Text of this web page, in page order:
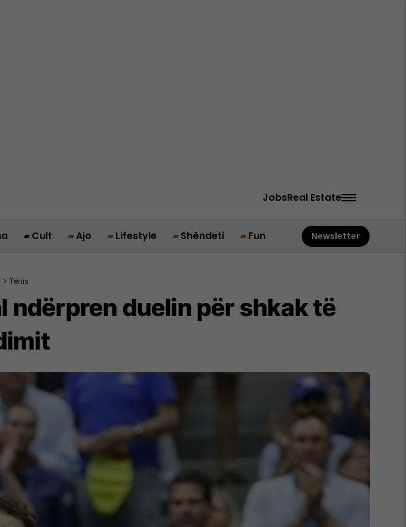
JobsReal Estate
Cult Ajo Lifestyle Shëndeti Fun Newsletter
> Tenis
ndërpren duelin për shkak të